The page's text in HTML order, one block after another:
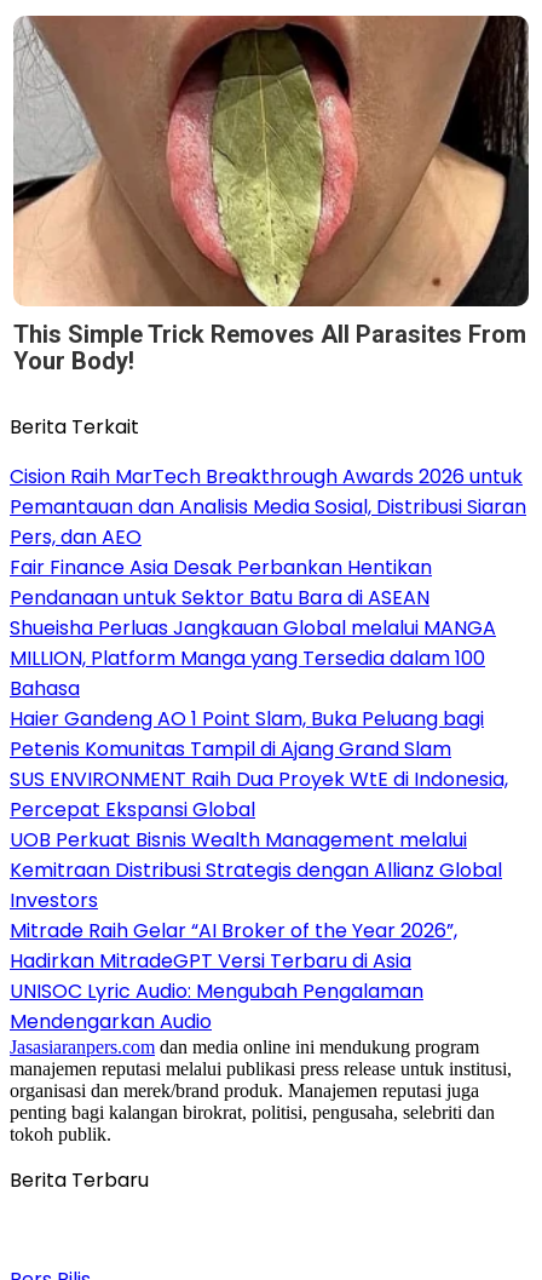
This Simple Trick Removes All Parasites From
Your Body!
Berita Terkait
Cision Raih MarTech Breakthrough Awards 2026 untuk
Pemantauan dan Analisis Media Sosial, Distribusi Siaran
Pers, dan AEO
Fair Finance Asia Desak Perbankan Hentikan
Pendanaan untuk Sektor Batu Bara di ASEAN
Shueisha Perluas Jangkauan Global melalui MANGA
MILLION, Platform Manga yang Tersedia dalam 100
Bahasa
Haier Gandeng AO 1 Point Slam, Buka Peluang bagi
Petenis Komunitas Tampil di Ajang Grand Slam
SUS ENVIRONMENT Raih Dua Proyek WtE di Indonesia,
Percepat Ekspansi Global
UOB Perkuat Bisnis Wealth Management melalui
Kemitraan Distribusi Strategis dengan Allianz Global
Investors
Mitrade Raih Gelar “AI Broker of the Year 2026”,
Hadirkan MitradeGPT Versi Terbaru di Asia
UNISOC Lyric Audio: Mengubah Pengalaman
Mendengarkan Audio
Jasasiaranpers.com dan media online ini mendukung program
manajemen reputasi melalui publikasi press release untuk institusi,
organisasi dan merek/brand produk. Manajemen reputasi juga
penting bagi kalangan birokrat, politisi, pengusaha, selebriti dan
tokoh publik.
Berita Terbaru